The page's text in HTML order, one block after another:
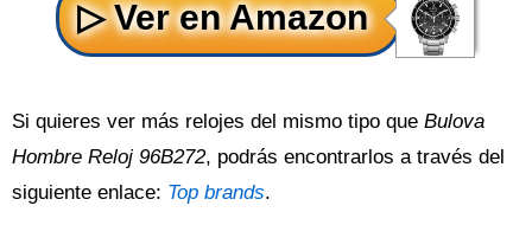
Si quieres ver más relojes del mismo tipo que Bulova
Hombre Reloj 96B272, podrás encontrarlos a través del
siguiente enlace: Top brands.